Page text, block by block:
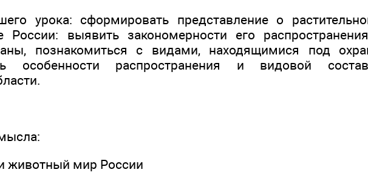
урока: сформировать представление о
выявить закономерности его
познакомиться с видами, находящимися под
особенности распространения и видовой
животный мир России